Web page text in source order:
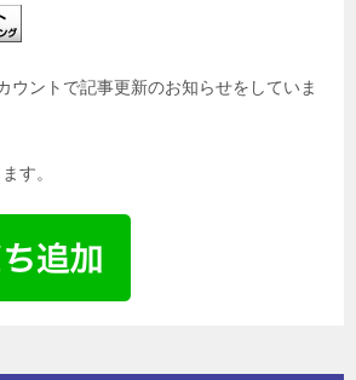
ウントで記事更新のお知らせをしていま
す。